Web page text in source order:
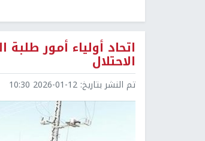
اتحاد أولياء أمور
الاحتلال
تم النشر بتاريخ: 2026-01-12 10:30